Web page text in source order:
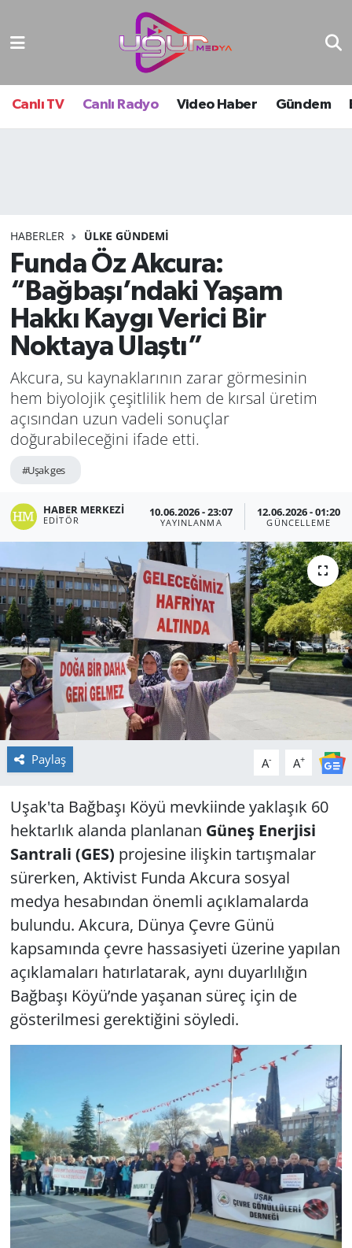
Canlı TV Canlı Radyo Video Haber Gündem
HABERLER ÜLKE GÜNDEMI
Funda Öz Akcura:
“Bağbaşı’ndaki Yaşam
Hakkı Kaygı Verici Bir
Noktaya Ulaştı”
Akcura, su kaynaklarının zarar görmesinin
hem biyolojik çeşitlilik hem de kırsal üretim
açısından uzun vadeli sonuçlar
doğurabileceğini ifade etti.
#Uşak ges
HABER MERKEZI
EDITÖR
10.06.2026 - 23:07
YAYINLANMA
12.06.2026 - 01:20
GÜNCELLEME
Paylaş A- A+
Uşak'ta Bağbaşı Köyü mevkiinde yaklaşık 60
hektarlık alanda planlanan Güneş Enerjisi
Santrali (GES) projesine ilişkin tartışmalar
sürerken, Aktivist Funda Akcura sosyal
medya hesabından önemli açıklamalarda
bulundu. Akcura, Dünya Çevre Günü
kapsamında çevre hassasiyeti üzerine yapılan
açıklamaları hatırlatarak, aynı duyarlılığın
Bağbaşı Köyü’nde yaşanan süreç için de
gösterilmesi gerektiğini söyledi.
Nöbetçi Eczaneler
Hava Durumu
Tüm Manşetler
Son Dakika Haberleri
Haber Arşivi